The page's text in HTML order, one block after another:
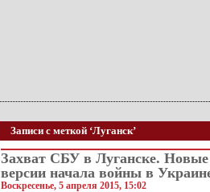
Записи с меткой ‘Луганск’
Захват СБУ в Луганске. Новые
версии начала войны в
Воскресенье, 5 апреля 2015, 15:02